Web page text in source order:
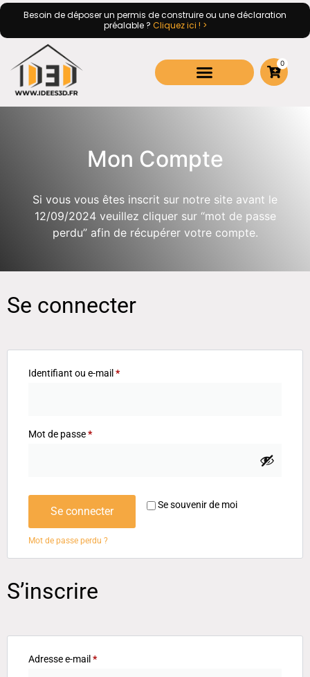
Besoin de déposer un permis de construire ou une déclaration
préalable ? Cliquez ici ! >
0
Mon Compte
Si vous vous êtes inscrit sur notre site avant le
12/09/2024 veuillez cliquer sur “mot de passe
perdu” afin de récupérer votre compte.
Se connecter
Identifiant ou e-mail *
Mot de passe*
Se souvenir de moi
Se connecter
Mot de passe perdu ?
S’inscrire
Adresse e-mail *